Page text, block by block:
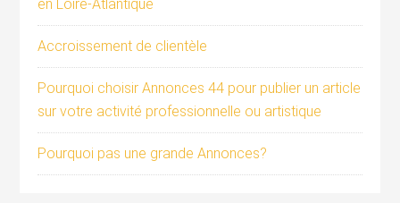
en Loire-Atlantique
Accroissement de clientèle
Pourquoi choisir Annonces 44 pour publier un article
sur votre activité professionnelle ou artistique
Pourquoi pas une grande Annonces?